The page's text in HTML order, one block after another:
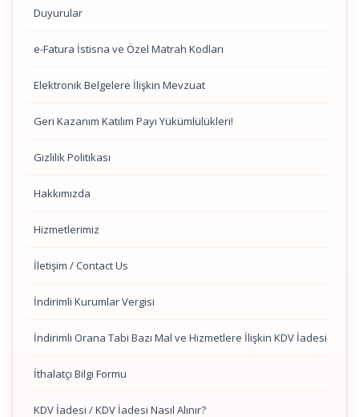
Duyurular
e-Fatura İstisna ve Özel Matrah Kodları
Elektronik Belgelere İlişkin Mevzuat
Geri Kazanım Katılım Payı Yükümlülükleri!
Gizlilik Politikası
Hakkımızda
Hizmetlerimiz
İletişim / Contact Us
İndirimli Kurumlar Vergisi
İndirimli Orana Tabi Bazı Mal ve Hizmetlere İlişkin KDV İadesi
İthalatçı Bilgi Formu
KDV İadesi / KDV İadesi Nasıl Alınır?